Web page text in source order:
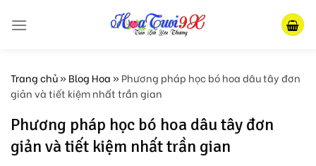
Trang chủ»Blog Hoa»Phương pháp học bó hoa dâu tây đơn
giản và tiết kiệm nhất trần gian
Phương pháp học bó hoa dâu tây đơn
giản và tiết kiệm nhất trần gian